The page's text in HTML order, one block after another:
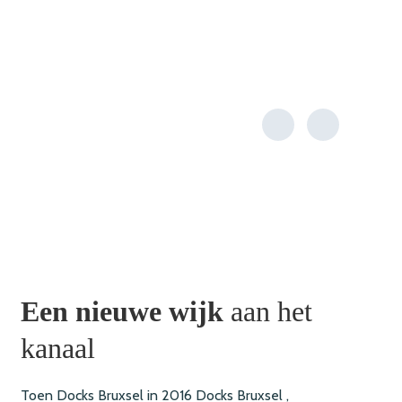
Een nieuwe wijk aan het
kanaal
Toen Docks Bruxsel in 2016 Docks Bruxsel ,